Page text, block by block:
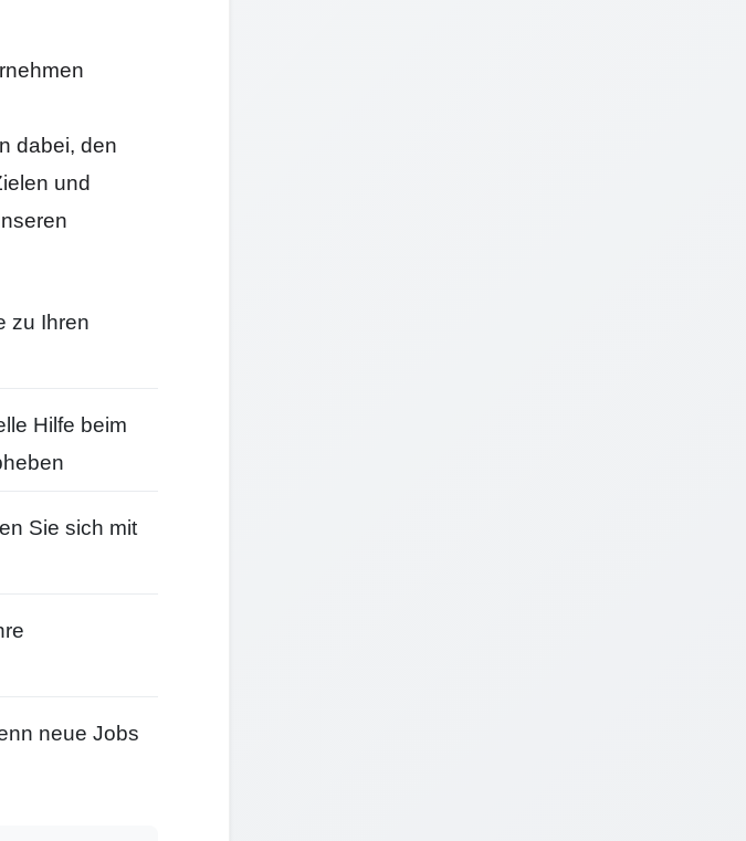
dabei, den
und
zu Ihren
Hilfe beim
Sie sich mit
neue Jobs